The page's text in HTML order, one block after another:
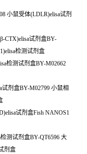
小鼠受体(LDLR)elisa试剂
CTX)elisa试剂盒BY-
检测试剂盒
检测试剂盒BY-M02662
剂盒BY-M02799 小鼠相
试剂盒Fish NANOS1
测试剂盒BY-QT6596 大
剂盒